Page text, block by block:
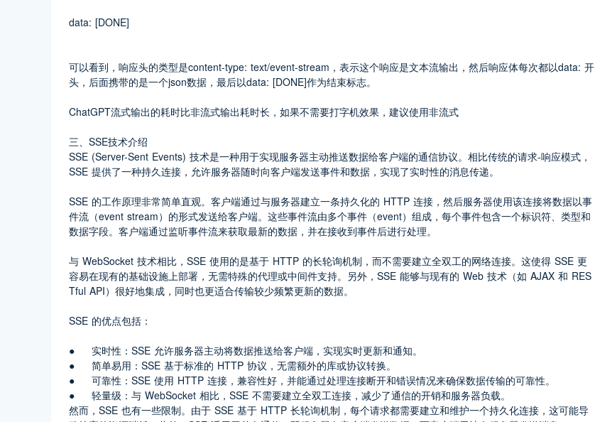
data: [DONE]
可以看到，响应头的类型是content-type: text/event-stream，表示这个响应是文本流输出，然后响应体每次都以data: 开
头，后面携带的是一个json数据，最后以data: [DONE]作为结束标志。
ChatGPT流式输出的耗时比非流式输出耗时长，如果不需要打字机效果，建议使用非流式
三、SSE技术介绍
SSE (Server-Sent Events) 技术是一种用于实现服务器主动推送数据给客户端的通信协议。相比传统的请求-响应模式，
SSE 提供了一种持久连接，允许服务器随时向客户端发送事件和数据，实现了实时性的消息传递。
SSE 的工作原理非常简单直观。客户端通过与服务器建立一条持久化的 HTTP 连接，然后服务器使用该连接将数据以事
件流（event stream）的形式发送给客户端。这些事件流由多个事件（event）组成，每个事件包含一个标识符、类型和
数据字段。客户端通过监听事件流来获取最新的数据，并在接收到事件后进行处理。
与 WebSocket 技术相比，SSE 使用的是基于 HTTP 的长轮询机制，而不需要建立全双工的网络连接。这使得 SSE 更
容易在现有的基础设施上部署，无需特殊的代理或中间件支持。另外，SSE 能够与现有的 Web 技术（如 AJAX 和 RES
Tful API）很好地集成，同时也更适合传输较少频繁更新的数据。
SSE 的优点包括：
●	实时性：SSE 允许服务器主动将数据推送给客户端，实现实时更新和通知。
●	简单易用：SSE 基于标准的 HTTP 协议，无需额外的库或协议转换。
●	可靠性：SSE 使用 HTTP 连接，兼容性好，并能通过处理连接断开和错误情况来确保数据传输的可靠性。
●	轻量级：与 WebSocket 相比，SSE 不需要建立全双工连接，减少了通信的开销和服务器负载。
然而，SSE 也有一些限制。由于 SSE 基于 HTTP 长轮询机制，每个请求都需要建立和维护一个持久化连接，这可能导